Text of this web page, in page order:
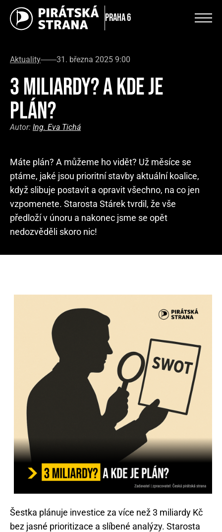
Praha 6
Aktuality 31. března 2025 9:00
3 MILIARDY? A KDE JE
PLÁN?
Autor: Ing. Eva Tichá
Máte plán? A můžeme ho vidět? Už měsíce se
ptáme, jaké jsou prioritní stavby aktuální koalice,
když slibuje postavit a opravit všechno, na co jen
vzpomenete. Starosta Stárek tvrdil, že vše
předloží v únoru a nakonec jsme se opět
nedozvěděli skoro nic!
Šestka plánuje investice za více než 3 miliardy Kč
bez jasné prioritizace a slíbené analýzy. Starosta